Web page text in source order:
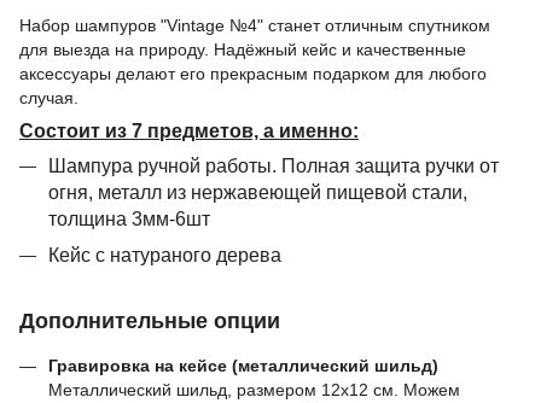
Набор шампуров "Vintage №4" станет отличным спутником
для выезда на природу. Надёжный кейс и качественные
аксессуары делают его прекрасным подарком для любого
случая.
Состоит из 7 предметов, а именно:
Шампура ручной работы. Полная защита ручки от
огня, металл из нержавеющей пищевой стали,
толщина 3мм-6шт
Кейс с натураного дерева
Дополнительные опции
Гравировка на кейсе (металлический шильд)
Металлический шильд, размером 12х12 см. Можем